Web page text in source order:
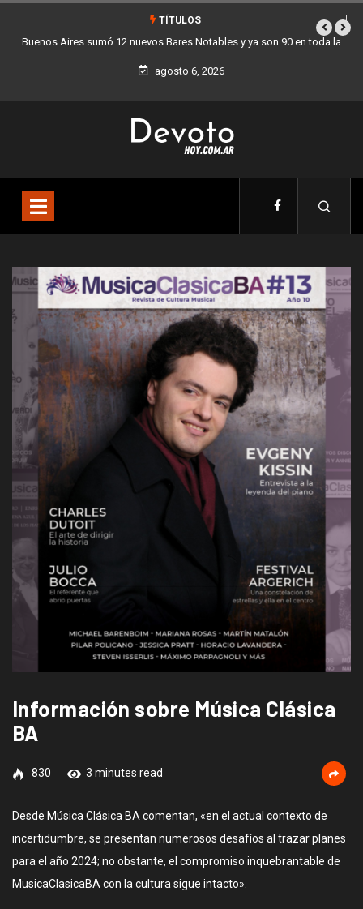
TÍTULOS
toda la Los stands móviles de la Ciudad llegan esta semana a Villa
agosto 6, 2026
Información sobre Música Clásica
BA
830 3 minutes read
Desde Música Clásica BA comentan, «en el actual contexto de
incertidumbre, se presentan numerosos desafíos al trazar planes
para el año 2024; no obstante, el compromiso inquebrantable de
MusicaClasicaBA con la cultura sigue intacto».